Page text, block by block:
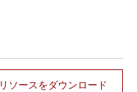
リソースをダウンロード